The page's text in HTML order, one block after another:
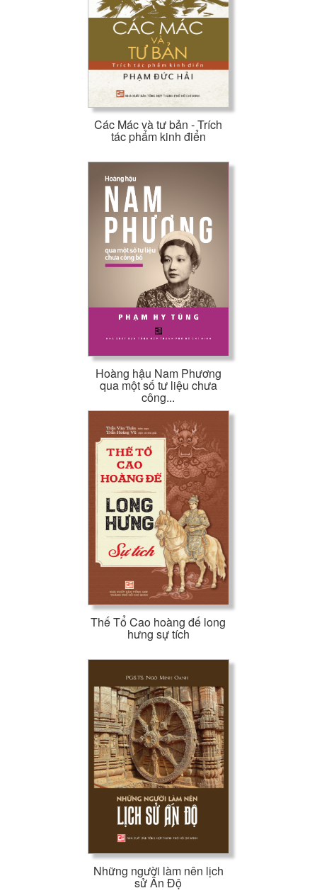
dựng Đảng ngày càng vững mạnh, tăng cường đoàn kết..
đến nay vẫn còn nguyên giá trị.
Do đó, việc học tập tác phẩm này sẽ giúp cho mỗi chúng ta
trau dồi hiểu biết sâu hơn về lý luận, phát huy năng lực công
tác, củng cố và tăng cường hơn nữa tinh thần đoàn kết trên
cơ sở nhất trí vững chắc về đường lối chính trị, tư tưởng và tổ
chức, hướng tới mục tiêu xây dựng nước Việt Nam dân giàu,
nước mạnh, dân chủ, công bằng, văn minh.
Chí Minh xin trân trọng giới thiệu cuốn sách "Dưới lá cờ vẻ
vang của Đảng, vì độc lập, tự do, vì chủ nghĩa xã hội, tiến
lên giành những thắng lợi mới" của Tổng Bí thư Lê Duẩn
đến đông đảo đồng chí, đồng bào cả nước.
Các Mác và tư bản - Trích
tác phẩm kinh điển
Hoàng hậu Nam Phương
qua một số tư liệu chưa
công...
Thế Tổ Cao hoàng đế long
hưng sự tích
Những người làm nên lịch
sử Ấn Độ